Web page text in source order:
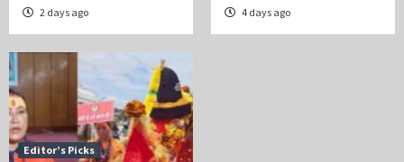
2 days ago 4 days ago
Editor’s Picks